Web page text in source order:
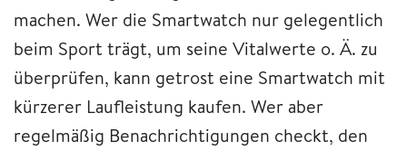
machen. Wer die Smartwatch nur gelegentlich
beim Sport trägt, um seine Vitalwerte o. Ä. zu
überprüfen, kann getrost eine Smartwatch mit
kürzerer Laufleistung kaufen. Wer aber
regelmäßig Benachrichtigungen checkt, den